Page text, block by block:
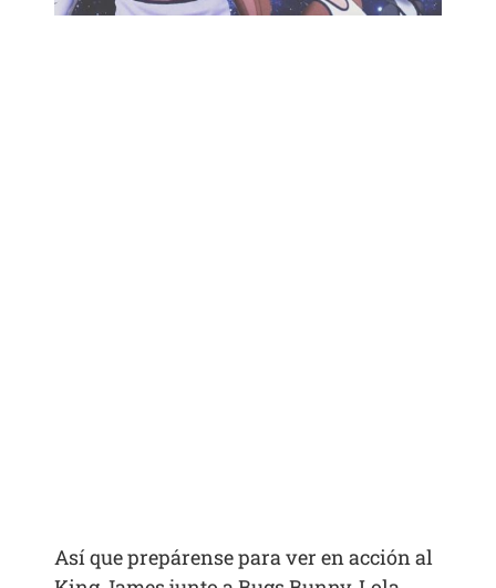
Así que prepárense para ver en acción al